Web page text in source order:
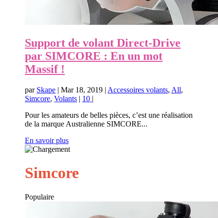
Support de volant Direct-Drive
par SIMCORE : En un mot
Massif !
par Skape |Mar 18, 2019 | Accessoires volants, All,
Simcore,Volants | 10 |
Pour les amateurs de belles pièces, c’est une réalisation
de la marque Australienne SIMCORE...
En savoir plus
Simcore
Populaire